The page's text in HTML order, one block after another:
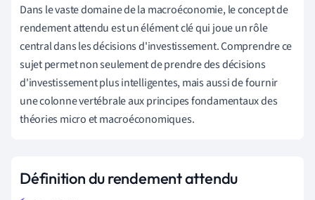
Dans le vaste domaine de la macroéconomie, le concept de
rendement attendu est un élément clé qui joue un rôle
central dans les décisions d'investissement. Comprendre ce
sujet permet non seulement de prendre des décisions
d'investissement plus intelligentes, mais aussi de fournir
une colonne vertébrale aux principes fondamentaux des
théories micro et macroéconomiques.
Définition du rendement attendu